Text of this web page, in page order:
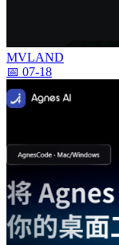
MVLAND
📅 07-18